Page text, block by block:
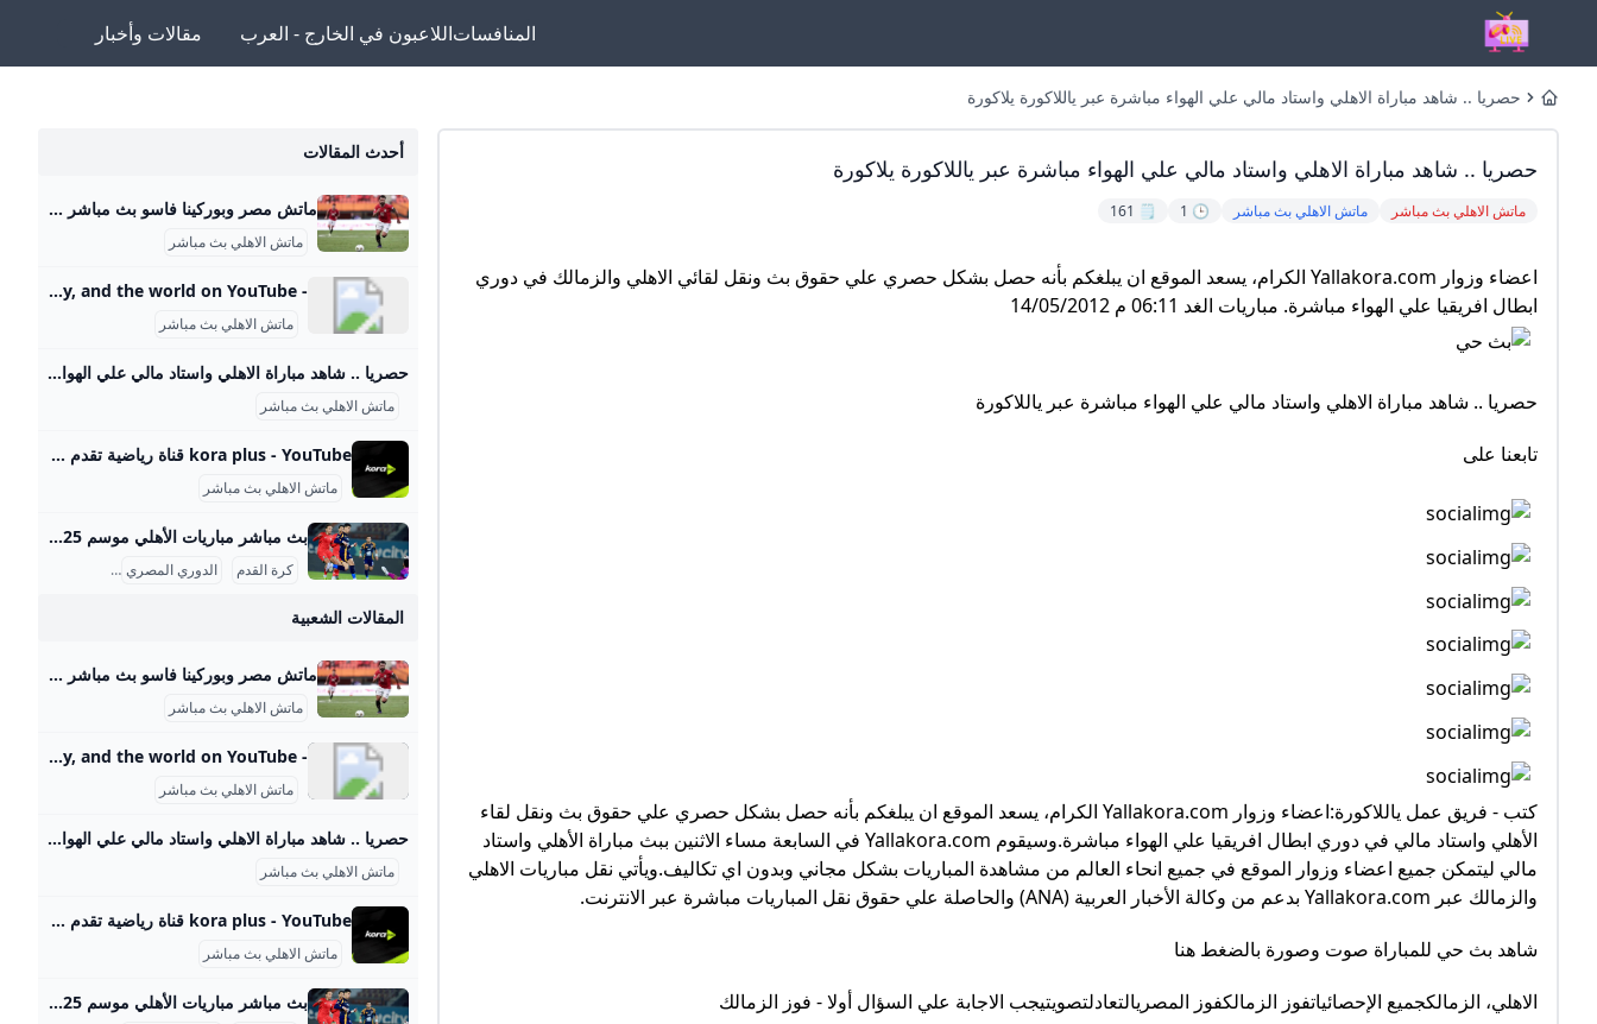
المنافساتاللاعبون في الخارج - العرب مقالات وأخبار
Homeحصريا .. شاهد مباراة الاهلي واستاد مالي علي الهواء مباشرة عبر ياللاكورة يلاكورة
حصريا .. شاهد مباراة الاهلي واستاد مالي علي الهواء مباشرة عبر ياللاكورة يلاكورة
ماتش الاهلي بث مباشر ماتش الاهلي بث مباشر 🕒 1
🗒️ 161
اعضاء وزوار Yallakora.com الكرام، يسعد الموقع ان يبلغكم بأنه حصل بشكل حصري علي حقوق بث ونقل لقائي الاهلي والزمالك في دوري
ابطال افريقيا علي الهواء مباشرة. مباريات الغد 06:11 م 14/05/2012
حصريا .. شاهد مباراة الاهلي واستاد مالي علي الهواء مباشرة عبر ياللاكورة
تابعنا على
كتب - فريق عمل ياللاكورة:اعضاء وزوار Yallakora.com الكرام، يسعد الموقع ان يبلغكم بأنه حصل بشكل حصري علي حقوق بث ونقل لقاء
الأهلي واستاد مالي في دوري ابطال افريقيا علي الهواء مباشرة.وسيقوم Yallakora.com في السابعة مساء الاثنين ببث مباراة الأهلي واستاد
مالي ليتمكن جميع اعضاء وزوار الموقع في جميع انحاء العالم من مشاهدة المباريات بشكل مجاني وبدون اي تكاليف.ويأتي نقل مباريات الاهلي
والزمالك عبر Yallakora.com بدعم من وكالة الأخبار العربية (ANA) والحاصلة علي حقوق نقل المباريات مباشرة عبر الانترنت.
شاهد بث حي للمباراة صوت وصورة بالضغط هنا
الاهلي، الزمالكجميع الإحصائياتفوز الزمالكفوز المصريالتعادلتصويتيجب الاجابة علي السؤال أولا - فوز الزمالك
أحدث المقالات
ماتش مصر وبوركينا فاسو بث مباشر قناة ام بي سي مصر 2 من الممكن مشاهدة مباراة بوركينا فاسو ضد مصر بث مباشر اليوم عبر قنوات SSC السعودية وقنوات أون سبورت المصرية وقناة MBC MASR 2، وأيضًا عن طريق البث المباشر ماتش مصر وبوركينا فاسو بث مباشر قناة ام بي سي مصر 2 Published 16 ساعة agoon 2025-09-09By تركيا اليوموتقام المباراة على ملعب 4 أغسطس بالعاصمة واجادوجو، حيث يسعى الفراعنة إلى تحقيق الفوز وخطف بطاقة التأهل المباشر إلى النهائيات قبل جولتين من نهاية التصفيات، إذ سيرفع الانتصار رصيد المنتخب إلى 22 نقطة تضمن له العبور دون انتظار بقية النتائج.
ماتش الاهلي بث مباشر
- YouTube Enjoy the videos and music you love, upload original content, and share it all with friends, family, and the world on YouTube.
ماتش الاهلي بث مباشر
حصريا .. شاهد مباراة الاهلي واستاد مالي علي الهواء مباشرة عبر ياللاكورة يلاكورة اعضاء وزوار Yallakora.com الكرام، يسعد الموقع ان يبلغكم بأنه حصل بشكل حصري علي حقوق بث ونقل لقائي الاهلي والزمالك في دوري ابطال افريقيا علي الهواء مباشرة. مباريات الغد 06:11 م 14/05/2012 حصريا .. شاهد مباراة الاهلي واستاد مالي علي الهواء مباشرة عبر ياللاكورة تابعنا على كتب - فريق عمل ياللاكورة:اعضاء وزوار Yallakora.com الكرام، يسعد الموقع ان يبلغكم بأنه حصل بشكل حصري علي حقوق بث ونقل لقاء الأهلي واستاد مالي في دوري ابطال افريقيا علي الهواء مباشرة.
ماتش الاهلي بث مباشر
kora plus - YouTube قناة رياضية تقدم بث مباشر لمباريات الدوري وكأس مصر.. ومتابعة الأخبار الحصرية.. وبرامج متنوعة
ماتش الاهلي بث مباشر
بث مباشر مباريات الأهلي موسم 2025-2026 ماتش الأهلي بث مباشر هو حدث رياضي أساسي لعشاق كرة القدم في مصر والوطن العربي، حيث يحظى الفريق الجماهيري الكبير بتغطية إعلامية واهتمام واسع، خصوصًا في موسم 2025-2026 من الدوري المصري الممتاز. تتسم مباريات الأهلي هذا الموسم بالتنافسية والجدية بعد بداية متذبذبة كما يظهر من وضعيته الحالية في جدول الترتيب، حيث يسعى الفريق لاستعادة مستواه المتميز. مواعيد مباريات الأهلي تفصيليًا وفقًا لجدول مباريات الأهلي المعتمد من رابطة الأندية المصرية المحترفة، كان آخر لقاء جماهيري للأهلي في الدوري يوم 14 سبتمبر 2025 ضد إنبي على ملعب المقاولون العرب، في مباراة أقيمت ضمن الجولة السادسة.
كرة القدم الدوري المصري
المقالات الشعبية
ماتش مصر وبوركينا فاسو بث مباشر قناة ام بي سي مصر 2 من الممكن مشاهدة مباراة بوركينا فاسو ضد مصر بث مباشر اليوم عبر قنوات SSC السعودية وقنوات أون سبورت المصرية وقناة MBC MASR 2، وأيضًا عن طريق البث المباشر ماتش مصر وبوركينا فاسو بث مباشر قناة ام بي سي مصر 2 Published 16 ساعة agoon 2025-09-09By تركيا اليوموتقام المباراة على ملعب 4 أغسطس بالعاصمة واجادوجو، حيث يسعى الفراعنة إلى تحقيق الفوز وخطف بطاقة التأهل المباشر إلى النهائيات قبل جولتين من نهاية التصفيات، إذ سيرفع الانتصار رصيد المنتخب إلى 22 نقطة تضمن له العبور دون انتظار بقية النتائج.
ماتش الاهلي بث مباشر
- YouTube Enjoy the videos and music you love, upload original content, and share it all with friends, family, and the world on YouTube.
ماتش الاهلي بث مباشر
حصريا .. شاهد مباراة الاهلي واستاد مالي علي الهواء مباشرة عبر ياللاكورة يلاكورة اعضاء وزوار Yallakora.com الكرام، يسعد الموقع ان يبلغكم بأنه حصل بشكل حصري علي حقوق بث ونقل لقائي الاهلي والزمالك في دوري ابطال افريقيا علي الهواء مباشرة. مباريات الغد 06:11 م 14/05/2012 حصريا .. شاهد مباراة الاهلي واستاد مالي علي الهواء مباشرة عبر ياللاكورة تابعنا على كتب - فريق عمل ياللاكورة:اعضاء وزوار Yallakora.com الكرام، يسعد الموقع ان يبلغكم بأنه حصل بشكل حصري علي حقوق بث ونقل لقاء الأهلي واستاد مالي في دوري ابطال افريقيا علي الهواء مباشرة.
ماتش الاهلي بث مباشر
kora plus - YouTube قناة رياضية تقدم بث مباشر لمباريات الدوري وكأس مصر.. ومتابعة الأخبار الحصرية.. وبرامج متنوعة
ماتش الاهلي بث مباشر
بث مباشر مباريات الأهلي موسم 2025-2026 ماتش الأهلي بث مباشر هو حدث رياضي أساسي لعشاق كرة القدم في مصر والوطن العربي، حيث يحظى الفريق الجماهيري الكبير بتغطية إعلامية واهتمام واسع، خصوصًا في موسم 2025-2026 من الدوري المصري الممتاز. تتسم مباريات الأهلي هذا الموسم بالتنافسية والجدية بعد بداية متذبذبة كما يظهر من وضعيته الحالية في جدول الترتيب، حيث يسعى الفريق لاستعادة مستواه المتميز. مواعيد مباريات الأهلي تفصيليًا وفقًا لجدول مباريات الأهلي المعتمد من رابطة الأندية المصرية المحترفة، كان آخر لقاء جماهيري للأهلي في الدوري يوم 14 سبتمبر 2025 ضد إنبي على ملعب المقاولون العرب، في مباراة أقيمت ضمن الجولة السادسة.